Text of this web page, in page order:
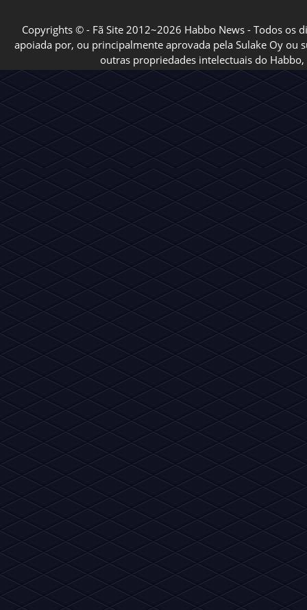
Copyrights © - Fã Site 2012~2026 Habbo News - Todos os
apoiada por, ou principalmente aprovada pela Sulake Oy ou
outras propriedades intelectuais do